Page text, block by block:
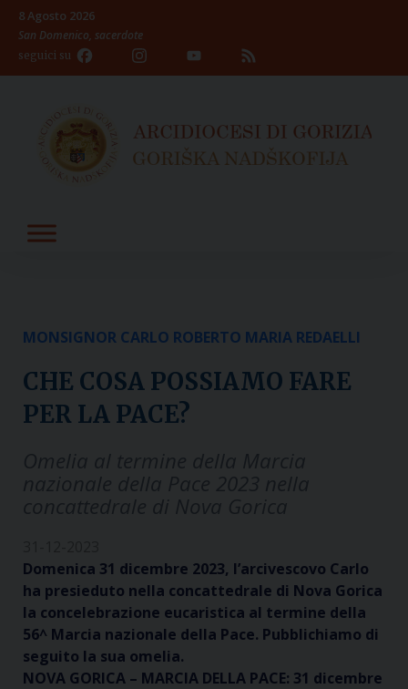
Skip
content
8 Agosto 2026
San Domenico, sacerdote
seguici su Facebook InstagramYouTube
Channel
MONSIGNOR CARLO ROBERTO MARIA REDAELLI
CHE COSA POSSIAMO FARE
PER LA PACE?
Domenica 31 dicembre 2023, l’arcivescovo Carlo
ha presieduto nella concattedrale di Nova Gorica
la concelebrazione eucaristica al termine della
56^ Marcia nazionale della Pace. Pubblichiamo di
seguito la sua omelia.
NOVA GORICA – MARCIA DELLA PACE: 31 dicembre